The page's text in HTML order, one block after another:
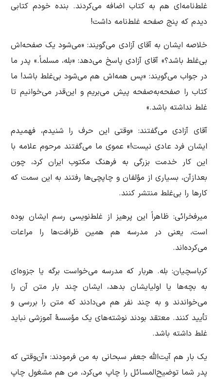
غلط‌نامه‌ای هم به کتاب اضافه می‌کردند. بنده خودم کتابی
دیدم که پنج صفحه غلط‌نامه داشت!
خلاصه ایشان به آقای آزادی می‌گویند: «می‌شود یک صفحه‌اش
بی‌غلط باشد؟» آقای آزادی پاسخ می‌دهد: «بله، مسلماً.» پدر ما
در جواب می‌گویند: «پس همه‌اش هم می‌شود بی‌غلط باشد! ما
کتاب را صفحه‌به‌صفحه پیش می‌بریم و این‌قدر می‌خوانیم تا
غلط نداشته باشد.»
آقای آزادی می‌گفتند: «وقتی این حرف را شنیدم، فهمیدم
ایشان فرد عادی نیست!» عموی ما می‌گفتند مرحوم علامه با
این کار خدمت بزرگی به فرهنگ مکتوب ایران کرد، چون
بعدازآن، بسیاری از مؤلفان و چاپچی‌ها رفتند به این سمت که
کارها را بی‌غلط منتشر کنند.
میرفخرائی: ظاهراً این پرهیز از غلط‌نویسی رسم ایشان بوده
است، یعنی در مدرسه هم همین ظرافت‌ها را مراعات
می‌کرده‌اند.
کرباسچیان: بله. هربار که مدرسه می‌خواست برگه یا جزوه‌ای
به بچه‌ها یا اولیایشان بدهد، ایشان چند بار متن آن را
می‌خواندند و به چند نفر هم می‌دادند که متن را بررسی و
تأیید کنند. معتقد بودند نوشته‌های یک مؤسسۀ آموزشی نباید
غلط داشته باشد.
یک بار هم آیت‌الله جعفر سبحانی به من فرمودند: ‌«آن‌وقتی که
پدر شما توضیح‌المسائل را چاپ می‌کرد، من هم مشغول چاپ